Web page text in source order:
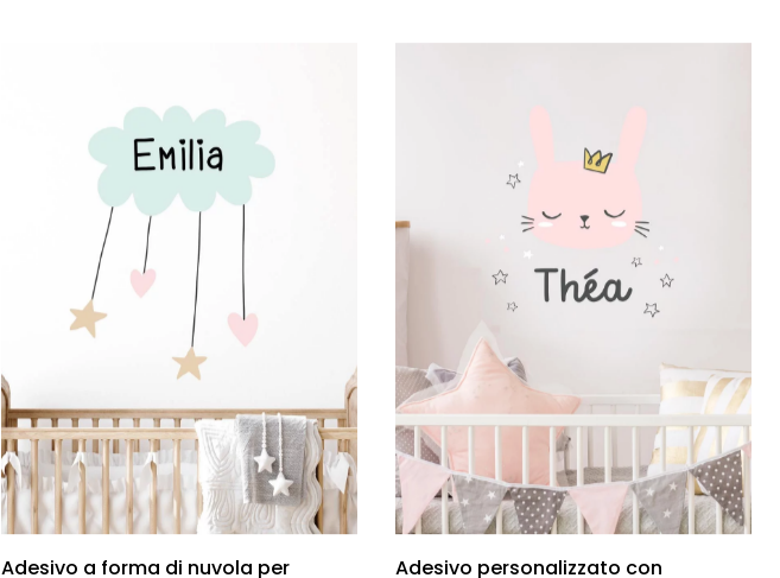
Adesivo a forma di nuvola per Adesivo personalizzato con